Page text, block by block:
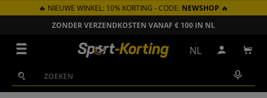
GA NAAR INHOUD
🔥 NIEUWE WINKEL: 10% KORTING - CODE: NEWSHOP 🔥
ZONDER VERZENDKOSTEN VANAF € 100 IN NL
Zoeken
Zoeken
NL Inloggen